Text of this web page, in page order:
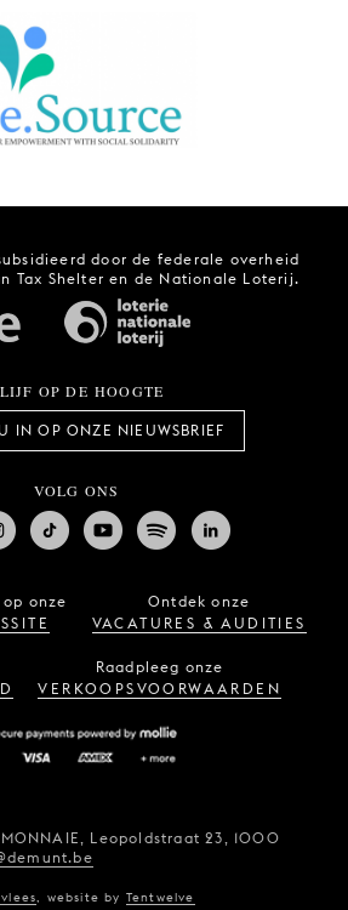
door de federale overheid
Tax Shelter en de Nationale Loterij.
OP DE HOOGTE
IN OP ONZE NIEUWSBRIEF
VOLG ONS
onze
Ontdek onze
VACATURES & AUDITIES
Raadpleeg onze
VERKOOPSVOORWAARDEN
Leopoldstraat 23, 1000
website by Tentwelve